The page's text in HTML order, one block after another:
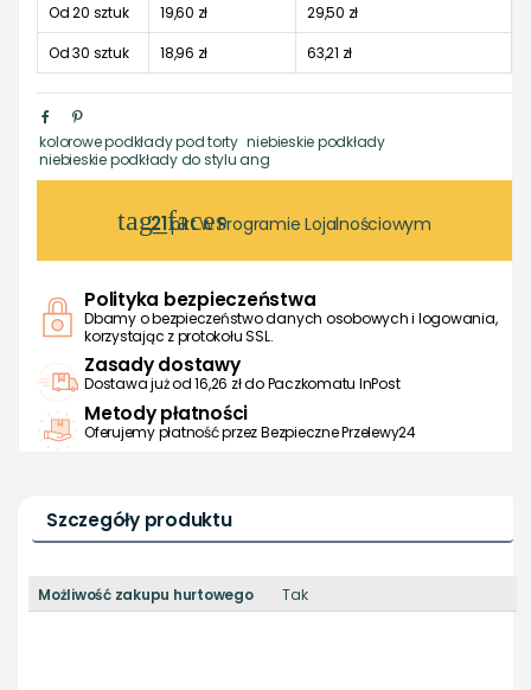
Od 20 sztuk
19,60 zł
29,50 zł
Od 30 sztuk
18,96 zł 63,21 zł
kolorowe podkłady pod torty niebieskie podkłady
niebieskie podkłady do stylu ang
tag_faces
21pkt w Programie Lojalnościowym
Polityka bezpieczeństwa
Dbamy o bezpieczeństwo danych osobowych i logowania,
korzystając z protokołu SSL.
Zasady dostawy
Dostawa już od 16,26 zł do Paczkomatu InPost
Metody płatności
Oferujemy płatność przez Bezpieczne Przelewy24
Szczegóły produktu
Możliwość zakupu hurtowego Tak